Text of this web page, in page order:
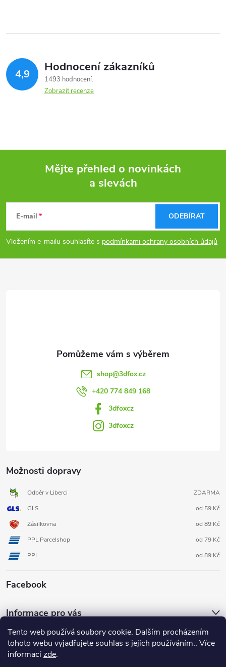
Tento web používá soubory cookie. Dalším procházením
tohoto webu vyjadřujete souhlas s jejich používáním.. Více
informacízde.
4,9 Hodnocení zákazníků
1493 hodnocení
Zobrazit recenze
p
Mějte přehled o novinkách
a slevách
E-mail
Vložením e-mailu souhlasíte s podmínkami ochrany osobních údajů
ODEBÍRAT
Možnosti dopravy
Odběr v Liberci
ZDARMA
GLS
od 59 Kč
Zásilkovna
od 89 Kč
PPL Parcelshop
od 79 Kč
PPL
od 89 Kč
Facebook
Informace pro vás
shop@3dfox.cz
+420 774 849 168
3dfoxcz
3dfoxcz